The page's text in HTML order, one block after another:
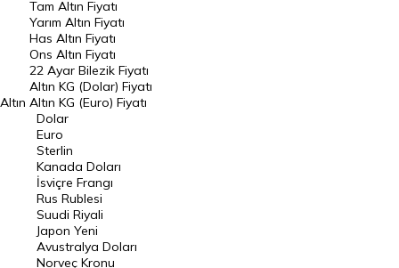
DÖVİZ
Döviz Kuru
Dolar Kuru
Euro Kuru
Pound Kuru
Frank Kuru
Riyal Kuru
Avustralya Doları
Danimarka Kronu Kuru
Altın
Tam Altın Fiyatı
Yarım Altın Fiyatı
Has Altın Fiyatı
Ons Altın Fiyatı
22 Ayar Bilezik Fiyatı
Altın KG (Dolar) Fiyatı
Altın KG (Euro) Fiyatı
Dolar
Euro
Sterlin
Kanada Doları
İsviçre Frangı
Rus Rublesi
Suudi Riyali
Japon Yeni
Avustralya Doları
Norveç Kronu